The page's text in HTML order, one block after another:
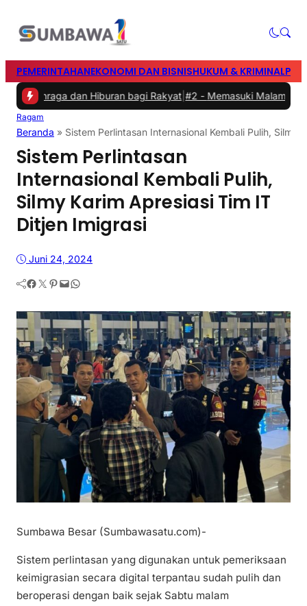
PEMERINTAHANEKONOMI DAN BISNISHUKUM & KRIMINAL
dan Hiburan bagi Rakyat|#2 -Memasuki Malam Kedua
Ragam
Beranda » Sistem Perlintasan Internasional Kembali Pulih, Silmy
Sistem Perlintasan
Internasional Kembali Pulih,
Silmy Karim Apresiasi Tim IT
Ditjen Imigrasi
Juni 24, 2024
Facebook Twitter Pinterest Mail WhatsApp
Sumbawa Besar (Sumbawasatu.com)-
Sistem perlintasan yang digunakan untuk pemeriksaan
keimigrasian secara digital terpantau sudah pulih dan
beroperasi dengan baik sejak Sabtu malam